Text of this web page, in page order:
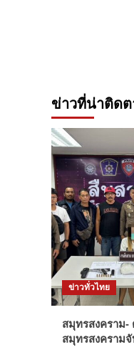
ข่าวที่น่าติดต
ข่าวทั่วไทย
สมุทรสงคราม-
สมุทรสงคราม